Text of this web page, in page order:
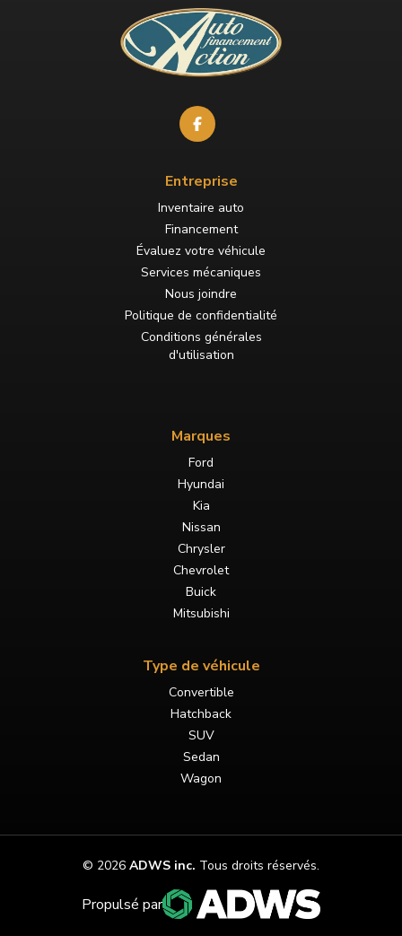
Entreprise
Inventaire auto
Financement
Évaluez votre véhicule
Services mécaniques
Nous joindre
Politique de confidentialité
Conditions générales
d'utilisation
Marques
Ford
Hyundai
Kia
Nissan
Chrysler
Chevrolet
Buick
Mitsubishi
Type de véhicule
Convertible
Hatchback
SUV
Sedan
Wagon
© 2026 ADWS inc. Tous droits réservés.
Propulsé par